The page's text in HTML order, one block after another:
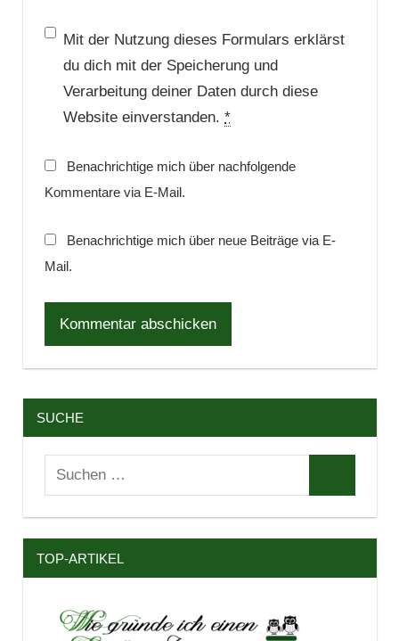
Mit der Nutzung dieses Formulars erklärst
du dich mit der Speicherung und
Verarbeitung deiner Daten durch diese
Website einverstanden. *
Benachrichtige mich über nachfolgende
Kommentare via E-Mail.
Benachrichtige mich über neue Beiträge via E-
Mail.
SUCHE
Suchen
TOP-ARTIKEL